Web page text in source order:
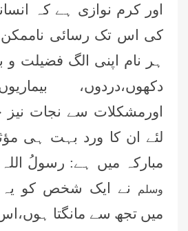
اور کرم نوازی ہے کہ
کی اس تک رسائی ناممکن
ہر نام اپنی الگ فضیلت و
دکھوں،دردوں،
اورمشکلات سے نجات نیز
لئے ان کا ورد بہت ہی
مبارکہ میں ہے: رسولُ اللہ
وسلم
نے ایک شخص کو یہ
میں تجھ سے مانگتا ہوں،اس